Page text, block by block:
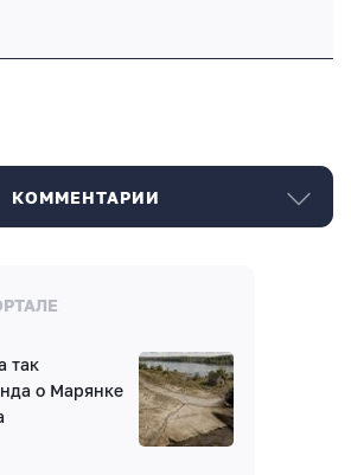
КОММЕНТАРИИ
так
о Марянке